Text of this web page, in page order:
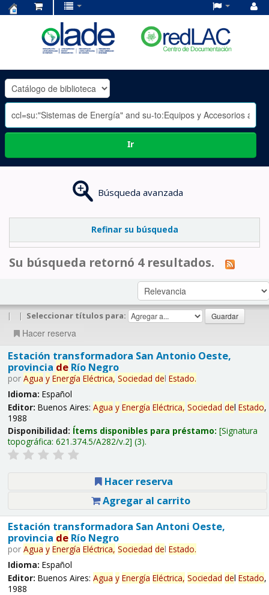
OLADE
-
Ir
Búsqueda avanzada
Refinar su búsqueda
Su búsqueda retornó 4 resultados.
| | Seleccionar títulos para:
Hacer reserva
Estación transformadora San Antonio Oeste,
provincia deRío Negro
por Agua y Energía Eléctrica, Sociedad del Estado.
Idioma: Español
Editor: Buenos Aires: Agua y Energía Eléctrica, Sociedad del Estado,
1988
Disponibilidad: Ítems disponibles para préstamo: Signatura
topográfica: 621.374.5/A282/v.2 (3).
Hacer reserva
Agregar al carrito
Estación transformadora San Antoni Oeste,
provincia deRío Negro
por Agua y Energía Eléctrica, Sociedad del Estado.
Idioma: Español
Editor: Buenos Aires: Agua y Energía Eléctrica, Sociedad del Estado,
1988